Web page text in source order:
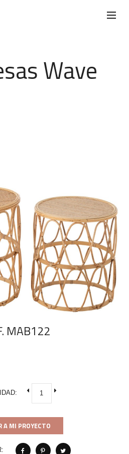
Wave
MAB122
A MI PROYECTO